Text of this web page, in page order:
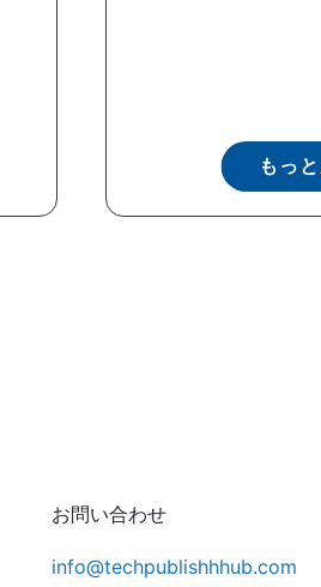
もっ
お問い合わせ
info@techpublishhhub.com